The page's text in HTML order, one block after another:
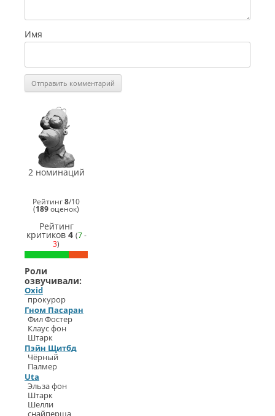
Имя
СинеГомэр
2011
Лучшая
актриса
озвучки
второго
плана
Бывшая
жена
Фила
Фостера
СинеГомэр
2011
Лучший
актёр
второго
плана
(Oxid
Прокурор
Ганс
Хинкель
2 номинаций
Рейтинг8/10
(189оценок)
Рейтинг
критиков 4 (7-
3)
Роли
озвучивали:
Oxid
прокурор
Гном Пасаран
Фил Фостер
Клаус фон
Штарк
Пэйн Щитбд
Чёрный
Палмер
Uta
Эльза фон
Штарк
Шелли
снайперша